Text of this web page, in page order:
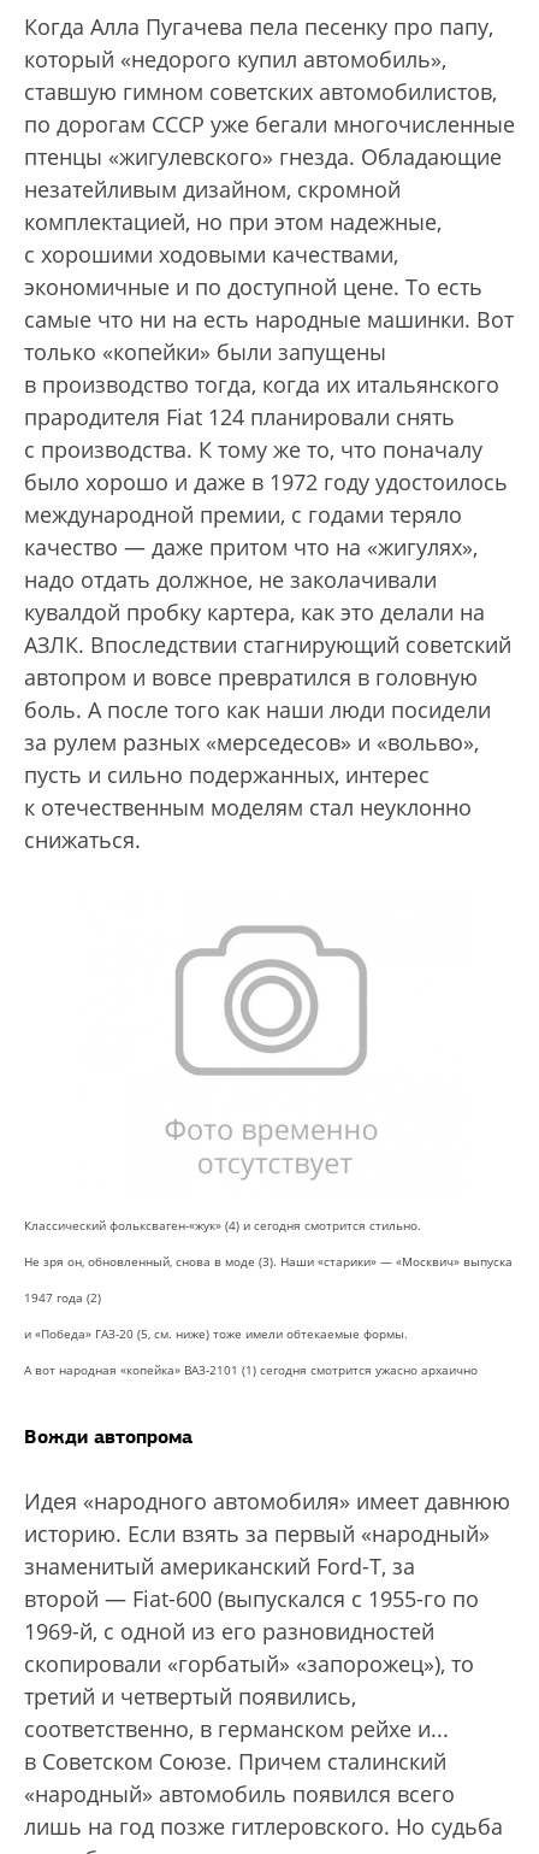
Когда Алла Пугачева пела песенку про папу,
который «недорого купил автомобиль»,
ставшую гимном советских автомобилистов,
по дорогам СССР уже бегали многочисленные
птенцы «жигулевского» гнезда. Обладающие
незатейливым дизайном, скромной
комплектацией, но при этом надежные,
с хорошими ходовыми качествами,
экономичные и по доступной цене. То есть
самые что ни на есть народные машинки. Вот
только «копейки» были запущены
в производство тогда, когда их итальянского
прародителя Fiat 124 планировали снять
с производства. К тому же то, что поначалу
было хорошо и даже в 1972 году удостоилось
международной премии, с годами теряло
качество — даже притом что на «жигулях»,
надо отдать должное, не заколачивали
кувалдой пробку картера, как это делали на
АЗЛК. Впоследствии стагнирующий советский
автопром и вовсе превратился в головную
боль. А после того как наши люди посидели
за рулем разных «мерседесов» и «вольво»,
пусть и сильно подержанных, интерес
к отечественным моделям стал неуклонно
снижаться.
Классический фольксваген-«жук» (4) и сегодня смотрится стильно.
Не зря он, обновленный, снова в моде (3). Наши «старики» — «Москвич» выпуска
1947 года (2)
и «Победа» ГАЗ-20 (5, см. ниже) тоже имели обтекаемые формы.
А вот народная «копейка» ВАЗ‑2101 (1) сегодня смотрится ужасно архаично
Вожди автопрома
Идея «народного автомобиля» имеет давнюю
историю. Если взять за первый «народный»
знаменитый американский Ford-Т, за
второй — Fiat-600 (выпускался с 1955-го по
1969-й, с одной из его разновидностей
скопировали «горбатый» «запорожец»), то
третий и четвертый появились,
соответственно, в германском рейхе и...
в Советском Союзе. Причем сталинский
«народный» автомобиль появился всего
лишь на год позже гитлеровского. Но судьба